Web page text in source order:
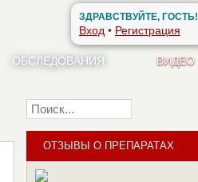
ЗДРАВСТВУЙТЕ, ГОСТЬ!
Вход • Регистрация
ОБСЛЕДОВАНИЯ ВИДЕО
ОТЗЫВЫ О ПРЕПАРАТАХ